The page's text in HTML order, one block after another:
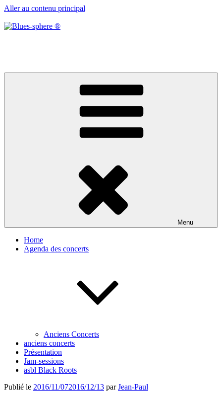
Aller au contenu principal
Menu
Home
Agenda des concerts
Anciens Concerts
anciens concerts
Présentation
Jam-sessions
asbl Black Roots
Publié le 2016/11/072016/12/13 parJean-Paul